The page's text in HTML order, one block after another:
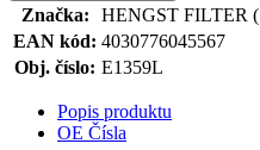
Značka: HENGST FILTER (
EAN kód: 4030776045567
Obj. číslo: E1359L
Popis produktu
OE Čísla